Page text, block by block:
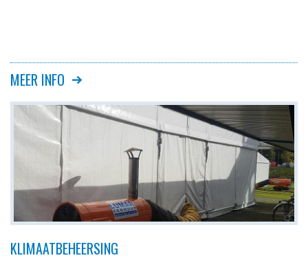
MEER INFO
KLIMAATBEHEERSING